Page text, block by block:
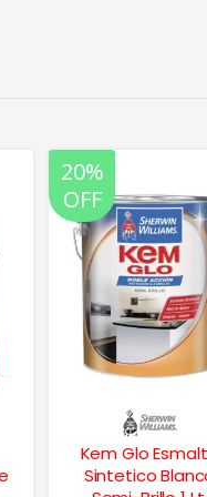
20%
OFF
Cielos Rasos
Pintura Latex